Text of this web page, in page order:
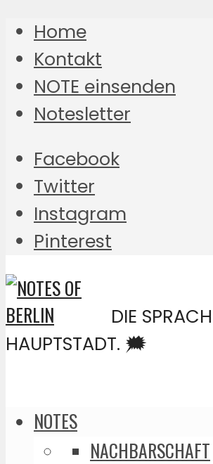
Home
Kontakt
NOTE einsenden
Notesletter
Facebook
Twitter
Instagram
Pinterest
DIE
HAUPTSTADT. 🗯️
NOTES
NACHBARSCHAFT